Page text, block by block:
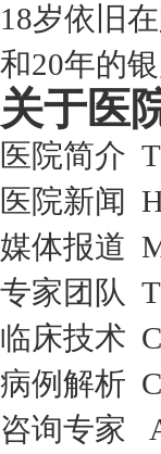
18岁依旧
和20年的
关于医
医院简介
医院新闻
媒体报道
专家团队
临床技术
病例解析
咨询专家